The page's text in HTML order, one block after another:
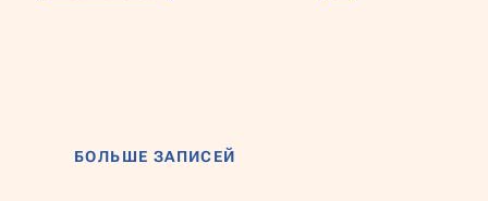
БОЛЬШЕ ЗАПИСЕЙ